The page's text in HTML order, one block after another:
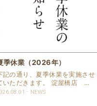
季休業（2026年）
記の通り、夏季休業を実施させ
いただきます。 淀屋橋店 通
営業いたします。 奈良店 8月
NEWS